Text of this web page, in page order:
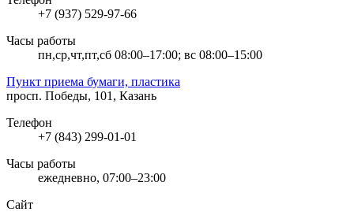
+7 (937) 529-97-66
Часы работы
пн,ср,чт,пт,сб 08:00–17:00; вс 08:00–15:00
Пункт приема бумаги, пластика
просп. Победы, 101, Казань
Телефон
+7 (843) 299-01-01
Часы работы
ежедневно, 07:00–23:00
Сайт